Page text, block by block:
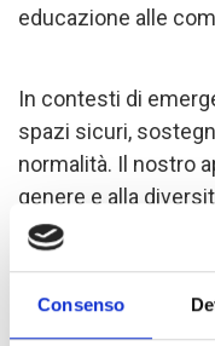
Consenso
educazione alle
In contesti di
spazi sicuri,
normalità. Il nostro
genere e alla
educativi siano
esigenze
da crisi. Ciò